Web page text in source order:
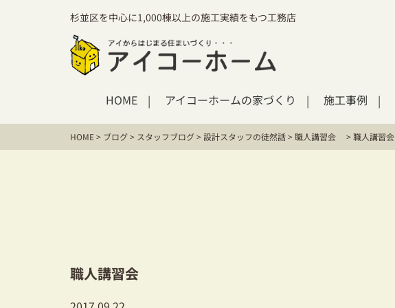
杉並区を中心に1,000棟以上の施工実績をもつ工務店
HOME アイコーホームの家づくり 施工事例
HOME> ブログ> スタッフブログ>設計スタッフの徒然話>職人講習会 >職人講習会
職人講習会